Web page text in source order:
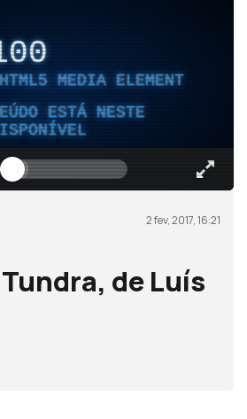
MEDIA ELEMENT
ESTÁ NESTE
2 fev, 2017, 16:21
de Luís